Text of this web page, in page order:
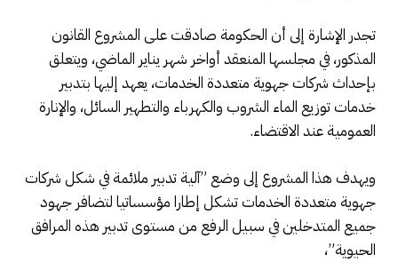
تجدر الإشارة إلى أن الحكومة صادقت على المشروع القانون
المذكور، في مجلسها المنعقد أواخر شهر يناير الماضي، ويتعلق
بإحداث شركات جهوية متعددة الخدمات، يعهد إليها بتدبير
خدمات توزيع الماء الشروب والكهرباء والتطهير السائل، والإنارة
العمومية عند الاقتضاء.
ويهدف هذا المشروع إلى وضع ”آلية تدبير ملائمة في شكل شركات
جهوية متعددة الخدمات تشكل إطارا مؤسساتيا لتضافر جهود
جميع المتدخلين في سبيل الرفع من مستوى تدبير هذه المرافق
الحيوية”،